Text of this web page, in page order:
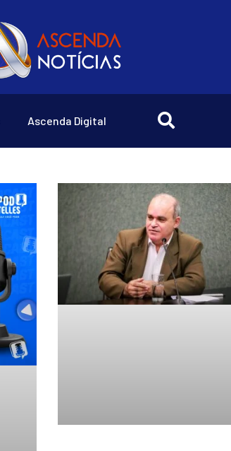
Ascenda Digital